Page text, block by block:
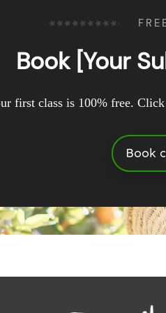
Book [Your
first class is 100% free.
Book